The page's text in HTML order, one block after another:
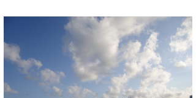
サーフィンエリアガイド
会員メニュー
今月のプレゼント
ショップ情報
ショップ情報
湘南
千葉北
お知らせ